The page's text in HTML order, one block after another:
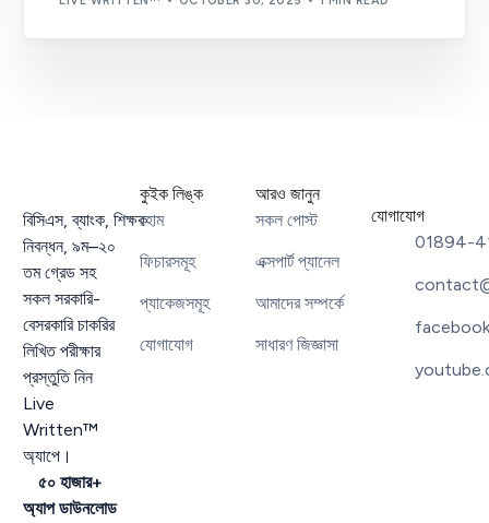
বিসিএস,ব্যাংক ,শিক্ষক
নিবন্ধন,৯ম–২০
তম গ্রেড সহ
সকল সরকারি-
বেসরকারি চাকরির
লিখিত পরীক্ষার
প্রস্তুতি নিন
Live
Written™
অ্যাপে।
৫০ হাজার+
অ্যাপ ডাউনলোড
কুইক লিঙ্ক
হোম
ফিচারসমূহ
প্যাকেজসমূহ
যোগাযোগ
আরও জানুন
সকল পোস্ট
এক্সপার্ট প্যানেল
আমাদের সম্পর্কে
সাধারণ জিজ্ঞাসা
যোগাযোগ
01894-